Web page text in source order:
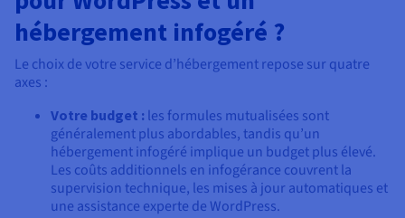
Tarifs
Disponibilités par régions
Documentation
Roadmap & Changelog
Roadmap & Changelog
Roadmap & Changelog
hébergement infogéré ?
Le choix de votre service d’hébergement repose sur quatre
axes :
Votre budget : les formules mutualisées sont
généralement plus abordables, tandis qu’un
hébergement infogéré implique un budget plus élevé.
Les coûts additionnels en infogérance couvrent la
supervision technique, les mises à jour automatiques et
une assistance experte de WordPress.